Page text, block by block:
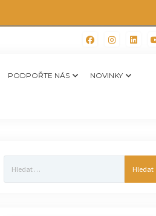
PODPOŘTE NÁS NOVINKY